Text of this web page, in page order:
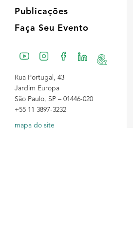
Publicações
Faça Seu Evento
Rua Portugal, 43
Jardim Europa
São Paulo, SP – 01446-020
+55 11 3897-3232
mapa do site